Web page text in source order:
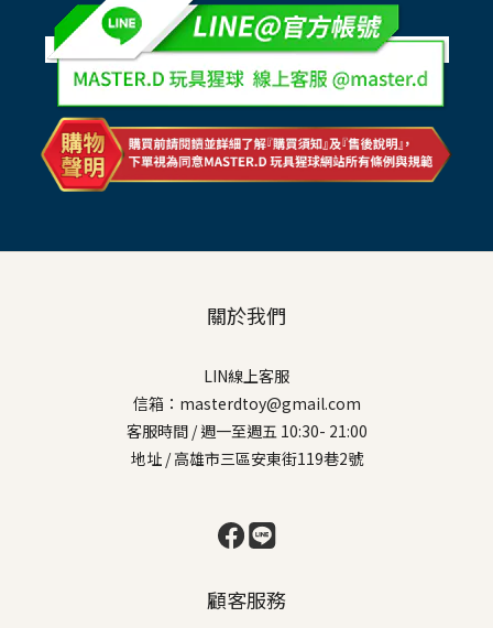
關於我們
LIN線上客服
信箱：masterdtoy@gmail.com
客服時間 / 週一至週五 10:30- 21:00
地址 / 高雄市三區安東街119巷2號
顧客服務